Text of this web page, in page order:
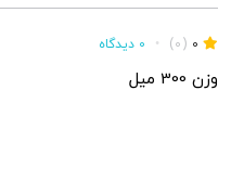
0
(0)
• 0 دیدگاه
وزن 300 میل